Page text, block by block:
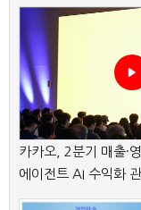
카카오, 2분기 매출·
에이전트 AI 수익화